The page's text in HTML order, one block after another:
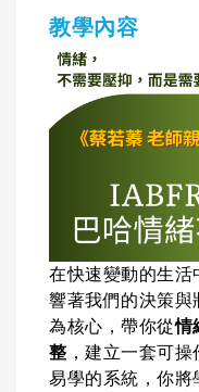
教學內容
在快速變動的生活
響著我們的決策與
為核心，帶你從情
整 ，建立一套可
易學的系統，你將